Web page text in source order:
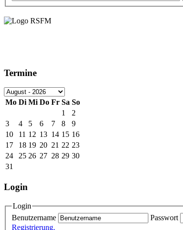
Termine
Mo Di Mi Do Fr Sa So
1
2
3
4 5 6 7 8
9
10
11 12 13 14 15 16
17
18 19 20 21 22 23
24
25 26 27 28 29 30
31
Login
Login
Benutzername
Passwort
Registrierung.